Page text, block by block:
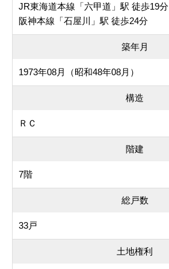
JR東海道本線「六甲道」駅 徒歩19分
阪神本線「石屋川」駅 徒歩24分
築年月
1973年08月（昭和48年08月）
構造
ＲＣ
階建
7階
総戸数
33戸
土地権利